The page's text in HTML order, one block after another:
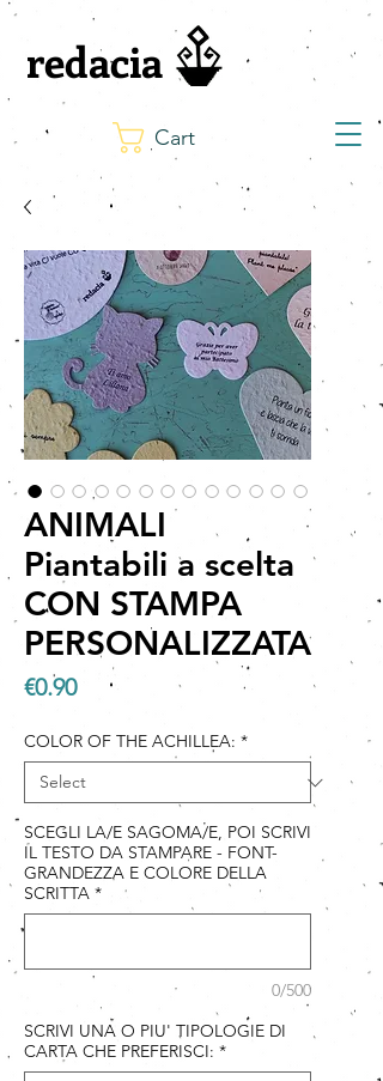
Cart
redacia
ANIMALI
Piantabili a scelta
CON STAMPA
PERSONALIZZATA
€0.90Price
COLOR OF THE ACHILLEA: *
SCEGLI LA/E SAGOMA/E, POI SCRIVI
IL TESTO DA STAMPARE - FONT-
GRANDEZZA E COLORE DELLA
SCRITTA *
0/500
SCRIVI UNA O PIU' TIPOLOGIE DI
CARTA CHE PREFERISCI: *